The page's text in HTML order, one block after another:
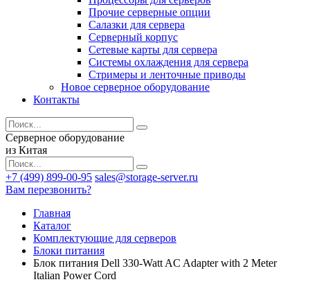
Прочие серверные опции
Салазки для сервера
Серверный корпус
Сетевые карты для сервера
Системы охлаждения для сервера
Стримеры и ленточные приводы
Новое серверное оборудование
Контакты
Серверное оборудование
из Китая
+7 (499) 899-00-95 sales@storage-server.ru
Вам перезвонить?
Главная
Каталог
Комплектующие для серверов
Блоки питания
Блок питания Dell 330-Watt AC Adapter with 2 Meter
Italian Power Cord